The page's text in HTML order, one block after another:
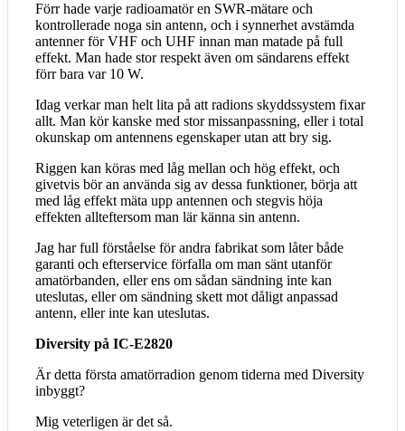
Förr hade varje radioamatör en SWR-mätare och
kontrollerade noga sin antenn, och i synnerhet avstämda
antenner för VHF och UHF innan man matade på full
effekt. Man hade stor respekt även om sändarens effekt
förr bara var 10 W.
Idag verkar man helt lita på att radions skyddssystem fixar
allt. Man kör kanske med stor missanpassning, eller i total
okunskap om antennens egenskaper utan att bry sig.
Riggen kan köras med låg mellan och hög effekt, och
givetvis bör an använda sig av dessa funktioner, börja att
med låg effekt mäta upp antennen och stegvis höja
effekten allteftersom man lär känna sin antenn.
Jag har full förståelse för andra fabrikat som låter både
garanti och efterservice förfalla om man sänt utanför
amatörbanden, eller ens om sådan sändning inte kan
uteslutas, eller om sändning skett mot dåligt anpassad
antenn, eller inte kan uteslutas.
Diversity på IC-E2820
Är detta första amatörradion genom tiderna med Diversity
inbyggt?
Mig veterligen är det så.